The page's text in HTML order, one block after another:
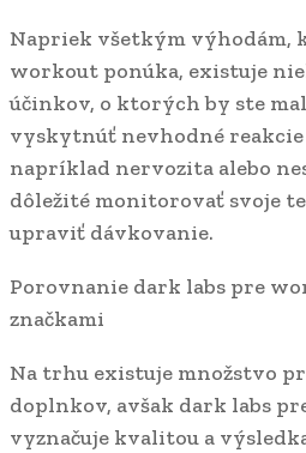
Napriek všetkým výhodám,
workout ponúka, existuje
účinkov, o ktorých by ste
vyskytnúť nevhodné
napríklad nervozita alebo
dôležité monitorovať svoje
upraviť dávkovanie.
Porovnanie dark labs pre
značkami
Na trhu existuje množstvo
doplnkov, avšak dark labs
vyznačuje kvalitou a